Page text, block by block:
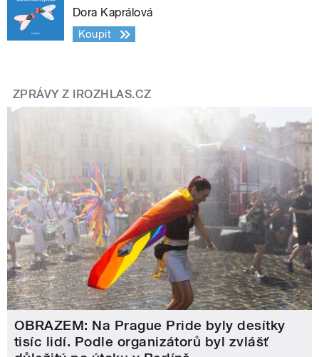
Dora Kaprálová
Koupit
ZPRÁVY Z IROZHLAS.CZ
OBRAZEM: Na Prague Pride byly desítky
tisíc lidí. Podle organizátorů byl zvlášť